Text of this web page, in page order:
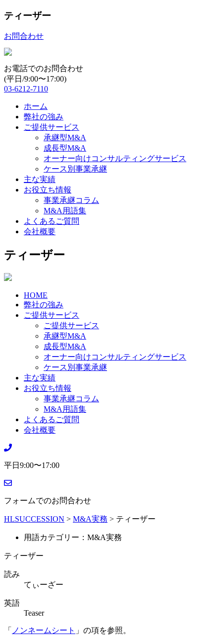
ティーザー
お問合わせ
お電話でのお問合わせ
(平日/9:00〜17:00)
03-6212-7110
ホーム
弊社の強み
ご提供サービス
承継型M&A
成長型M&A
オーナー向けコンサルティングサービス
ケース別事業承継
主な実績
お役立ち情報
事業承継コラム
M&A用語集
よくあるご質問
会社概要
ティーザー
HOME
弊社の強み
ご提供サービス
ご提供サービス
承継型M&A
成長型M&A
オーナー向けコンサルティングサービス
ケース別事業承継
主な実績
お役立ち情報
事業承継コラム
M&A用語集
よくあるご質問
会社概要
平日9:00〜17:00
フォームでのお問合わせ
HLSUCCESSION > M&A実務 > ティーザー
用語カテゴリー：M&A実務
ティーザー
読み
てぃーざー
英語
Teaser
「 ノンネームシート 」の項を参照。